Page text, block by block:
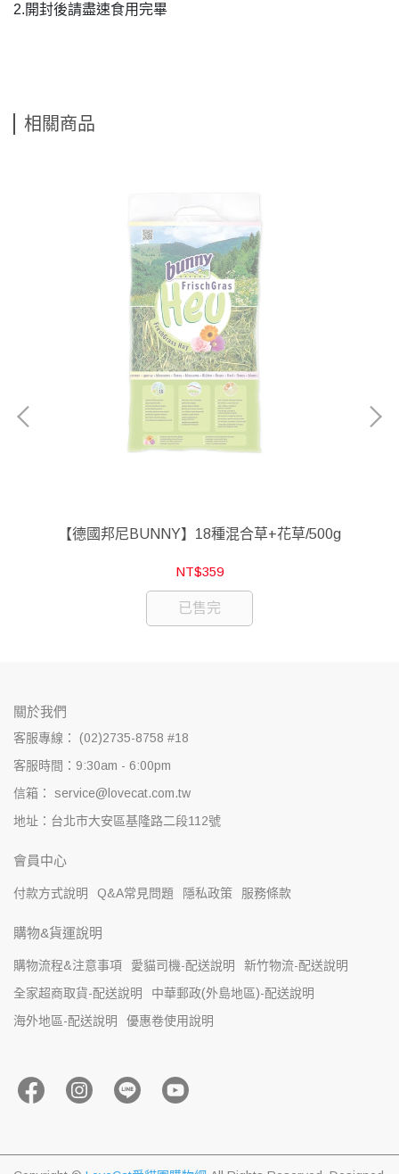
2.開封後請盡速食用完畢
相關商品
【德國邦尼BUNNY】18種混合草+花草/500g
NT$359
已售完
關於我們
客服專線： (02)2735-8758 #18
客服時間：9:30am - 6:00pm
信箱： service@lovecat.com.tw
地址：台北市大安區基隆路二段112號
會員中心
付款方式說明 Q&A常見問題 隱私政策 服務條款
購物&貨運說明
購物流程&注意事項 愛貓司機-配送說明
新竹物流-配送說明
全家超商取貨-配送說明
中華郵政(外島地區)-配送說明
海外地區-配送說明
優惠卷使用說明